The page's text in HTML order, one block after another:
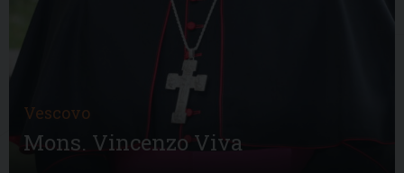
Vescovo
Mons. Vincenzo Viva